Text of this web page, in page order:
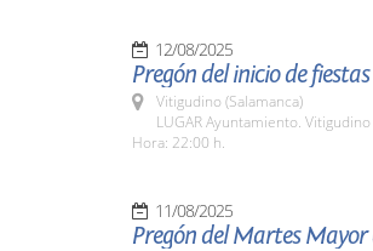
12/08/2025
Pregón del inicio de
Vitigudino (Salamanca)
LUGAR Ayuntamiento. Vitigudino
Hora: 22:00 h.
11/08/2025
Pregón del Martes Mayor